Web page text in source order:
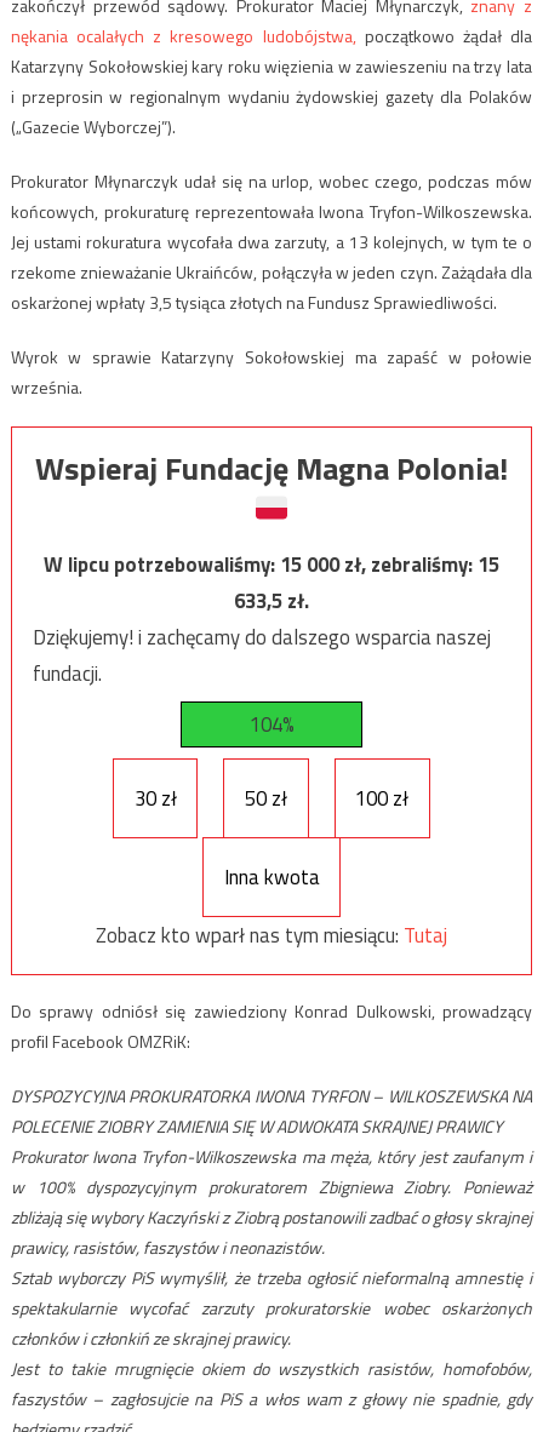
zakończył przewód sądowy. Prokurator Maciej Młynarczyk, znany z
nękania ocalałych z kresowego ludobójstwa,początkowo żądał dla
Katarzyny Sokołowskiej kary roku więzienia w zawieszeniu na trzy lata
i przeprosin w regionalnym wydaniu żydowskiej gazety dla Polaków
(„Gazecie Wyborczej”).
Prokurator Młynarczyk udał się na urlop, wobec czego, podczas mów
końcowych, prokuraturę reprezentowała Iwona Tryfon-Wilkoszewska.
Jej ustami rokuratura wycofała dwa zarzuty, a 13 kolejnych, w tym te o
rzekome znieważanie Ukraińców, połączyła w jeden czyn. Zażądała dla
oskarżonej wpłaty 3,5 tysiąca złotych na Fundusz Sprawiedliwości.
Wyrok w sprawie Katarzyny Sokołowskiej ma zapaść w połowie
września.
Wspieraj Fundację Magna Polonia!
W lipcu potrzebowaliśmy:15 000zł, zebraliśmy:15
633,5zł.
Dziękujemy! i zachęcamy do dalszego wsparcia naszej
fundacji.
104%
30 zł 50 zł 100 zł
Inna kwota
Zobacz kto wparł nas tym miesiącu: Tutaj
Do sprawy odniósł się zawiedziony Konrad Dulkowski, prowadzący
profil Facebook OMZRiK:
DYSPOZYCYJNA PROKURATORKA IWONA TYRFON – WILKOSZEWSKA NA
POLECENIE ZIOBRY ZAMIENIA SIĘ W ADWOKATA SKRAJNEJ PRAWICY
Prokurator Iwona Tryfon-Wilkoszewska ma męża, który jest zaufanym i
w 100% dyspozycyjnym prokuratorem Zbigniewa Ziobry. Ponieważ
zbliżają się wybory Kaczyński z Ziobrą postanowili zadbać o głosy skrajnej
prawicy, rasistów, faszystów i neonazistów.
Sztab wyborczy PiS wymyślił, że trzeba ogłosić nieformalną amnestię i
spektakularnie wycofać zarzuty prokuratorskie wobec oskarżonych
członków i członkiń ze skrajnej prawicy.
Jest to takie mrugnięcie okiem do wszystkich rasistów, homofobów,
faszystów – zagłosujcie na PiS a włos wam z głowy nie spadnie, gdy